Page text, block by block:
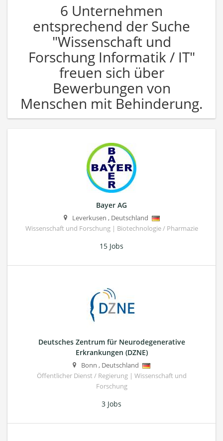
6 Unternehmen
entsprechend der Suche
"Wissenschaft und
Forschung Informatik / IT"
freuen sich über
Bewerbungen von
Menschen mit Behinderung.
Bayer AG
Leverkusen , Deutschland
Wissenschaft und Forschung | Biotechnologie / Pharmazie
15 Jobs
Deutsches Zentrum für Neurodegenerative
Erkrankungen (DZNE)
Bonn , Deutschland
Öffentlicher Dienst / Regierung | Wissenschaft und
Forschung
3 Jobs